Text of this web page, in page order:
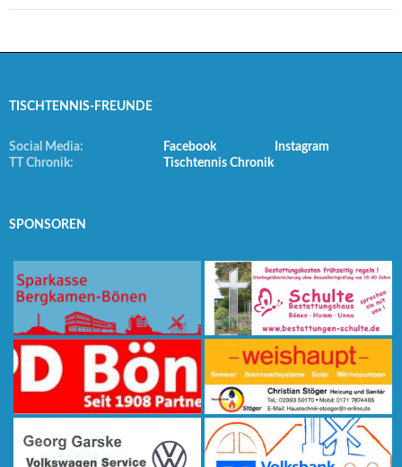
TISCHTENNIS-FREUNDE
Social Media: Facebook
Instagram
TT Chronik:
Tischtennis Chronik
SPONSOREN